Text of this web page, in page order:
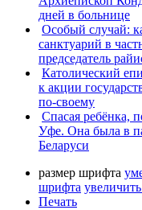
дней в больнице
Особый случай:
санктуарий в
председатель
Католический
к акции
по-своему
Спасая ребёнка,
Уфе. Она была в
Беларуси
размер шрифта
шрифта
Печать